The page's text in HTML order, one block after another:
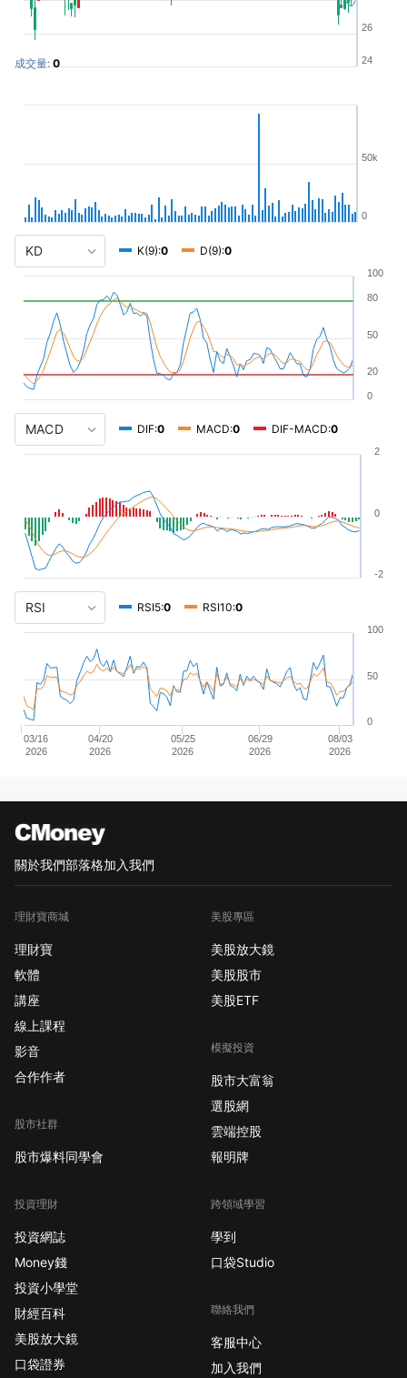
成交量:0
26
24
0
50k
K(9):0 D(9):0
0
20
50
80
100
DIF:0 MACD:0 DIF-MACD:0
-2
0
2
RSI5:0 RSI10:0
08/03
2026
03/16
2026
04/20
2026
05/25
2026
06/29
2026
0
50
100
關於我們部落格加入我們
理財寶商城
理財寶
軟體
講座
線上課程
影音
合作作者
股市社群
股市爆料同學會
投資理財
投資網誌
Money錢
投資小學堂
財經百科
美股放大鏡
口袋證券
美股專區
美股放大鏡
美股股市
美股ETF
模擬投資
股市大富翁
選股網
雲端控股
報明牌
跨領域學習
學到
口袋Studio
聯絡我們
客服中心
加入我們